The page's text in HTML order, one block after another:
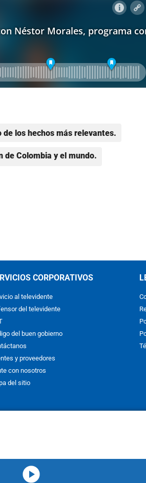
los hechos más relevantes.
Colombia y el mundo.
CORPORATIVOS
al televidente
del televidente
del buen gobierno
y proveedores
con nosotros
del sitio
o parcial, así como su traducción a
written permission is prohibited. All